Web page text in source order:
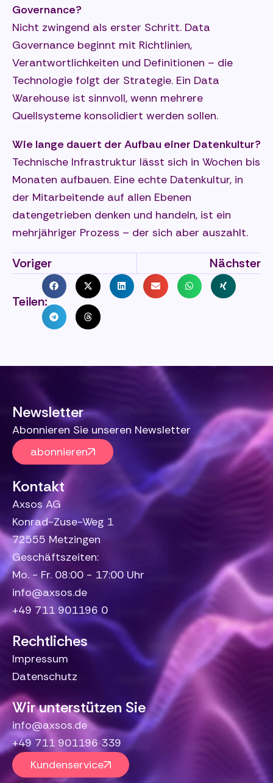
Governance?
Nicht zwingend als erster Schritt. Data
Governance beginnt mit Richtlinien,
Verantwortlichkeiten und Definitionen – die
Technologie folgt der Strategie. Ein Data
Warehouse ist sinnvoll, wenn mehrere
Quellsysteme konsolidiert werden sollen.
Wie lange dauert der Aufbau einer Datenkultur?
Technische Infrastruktur lässt sich in Wochen bis
Monaten aufbauen. Eine echte Datenkultur, in
der Mitarbeitende auf allen Ebenen
datengetrieben denken und handeln, ist ein
mehrjähriger Prozess – der sich aber auszahlt.
Voriger Nächster
Teilen:
Newsletter
Abonnieren Sie unseren Newsletter
abonnieren
Kontakt
Axsos AG
Konrad-Zuse-Weg 1
72555 Metzingen
Geschäftszeiten:
Mo. - Fr. 08:00 - 17:00 Uhr
info@axsos.de
+49 711 901196 0
Rechtliches
Impressum
Datenschutz
Wir unterstützen Sie
info@axsos.de
+49 711 901196 339
Kundenservice